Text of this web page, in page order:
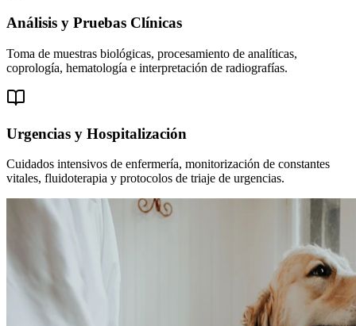
Análisis y Pruebas Clínicas
Toma de muestras biológicas, procesamiento de analíticas,
coprología, hematología e interpretación de radiografías.
Urgencias y Hospitalización
Cuidados intensivos de enfermería, monitorización de constantes
vitales, fluidoterapia y protocolos de triaje de urgencias.